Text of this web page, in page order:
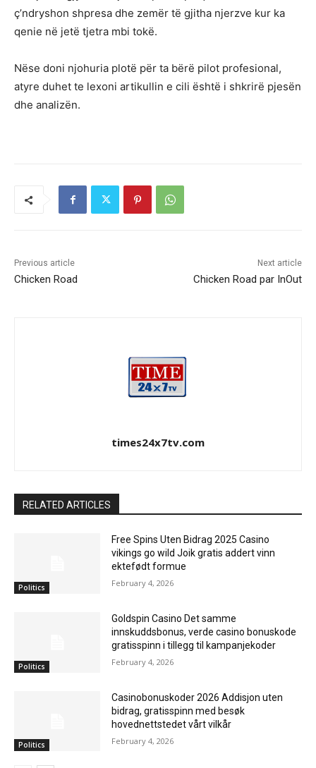
ç’ndryshon shpresa dhe zemër të gjitha njerzve kur ka
qenie në jetë tjetra mbi tokë.
Nëse doni njohuria plotë për ta bërë pilot profesional,
atyre duhet te lexoni artikullin e cili është i shkrirë pjesën
dhe analizën.
Previous article
Chicken Road
Next article
Chicken Road par InOut
times24x7tv.com
RELATED ARTICLES
Politics
Free Spins Uten Bidrag 2025 Casino
vikings go wild Joik gratis addert vinn
ektefødt formue
February 4, 2026
Politics
Goldspin Casino Det samme
innskuddsbonus, verde casino bonuskode
gratisspinn i tillegg til kampanjekoder
February 4, 2026
Politics
Casinobonuskoder 2026 Addisjon uten
bidrag, gratisspinn med besøk
hovednettstedet vårt vilkår
February 4, 2026